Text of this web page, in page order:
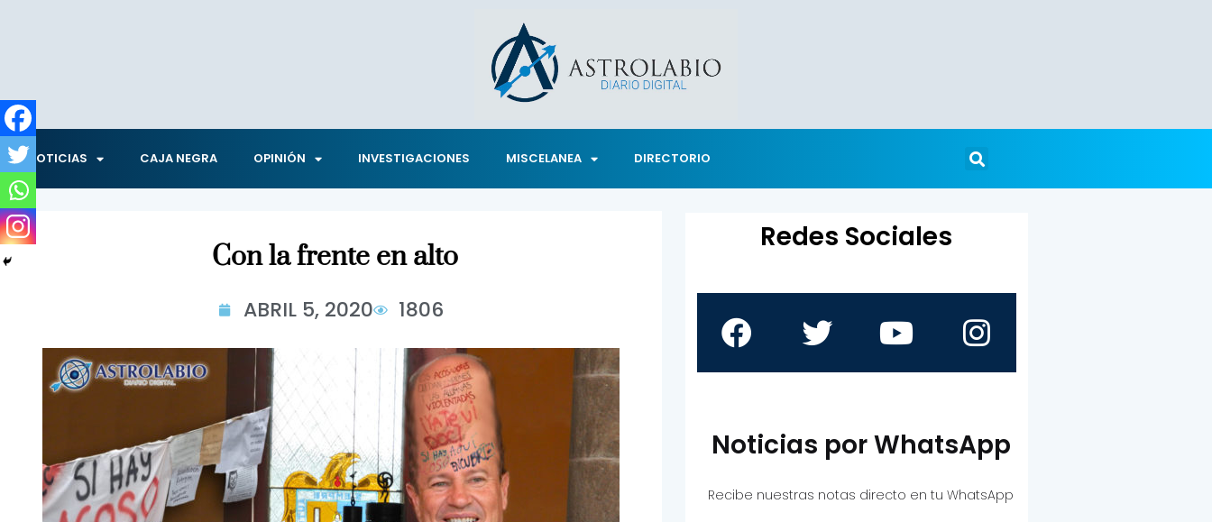
NOTICIAS CAJA NEGRA OPINIÓN INVESTIGACIONES MISCELANEA DIRECTORIO
Con la frente en alto
ABRIL 5, 2020 1806
Redes Sociales
Noticias por WhatsApp
Recibe nuestras notas directo en tu WhatsApp